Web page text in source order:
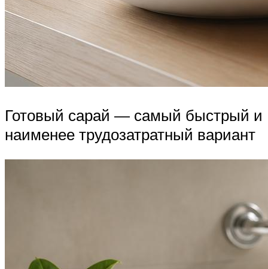
Готовый сарай — самый быстрый и
наименее трудозатратный вариант